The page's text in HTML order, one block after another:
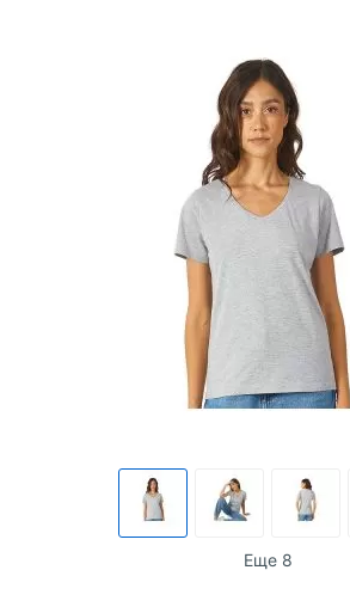
Еще 8